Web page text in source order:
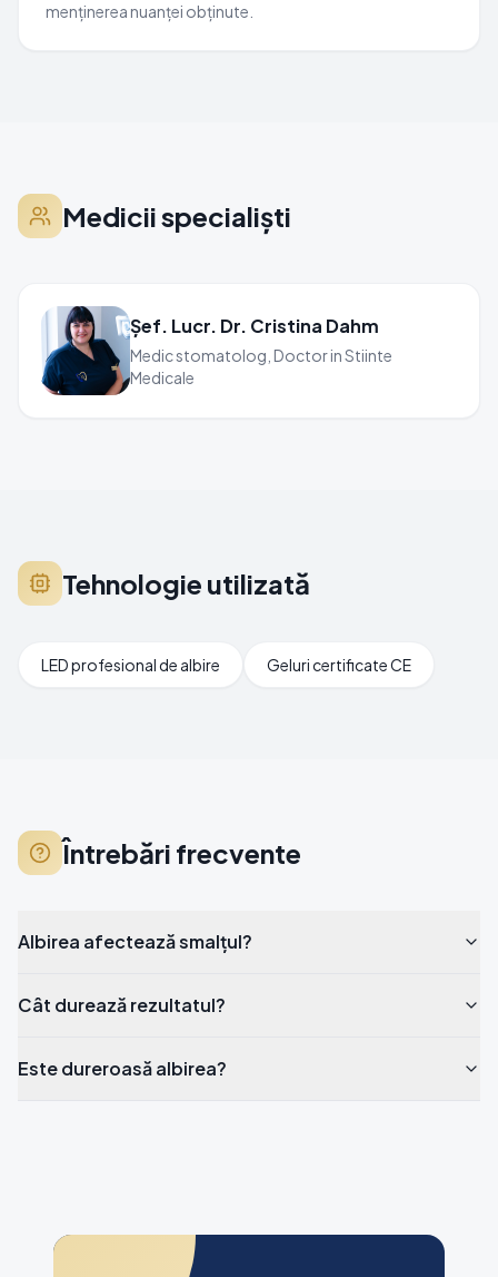
menținerea nuanței obținute.
Medicii specialiști
Șef. Lucr. Dr. Cristina Dahm
Medic stomatolog, Doctor in Stiinte
Medicale
Tehnologie utilizată
LED profesional de albire Geluri certificate CE
Întrebări frecvente
Albirea afectează smalțul?
Cât durează rezultatul?
Este dureroasă albirea?